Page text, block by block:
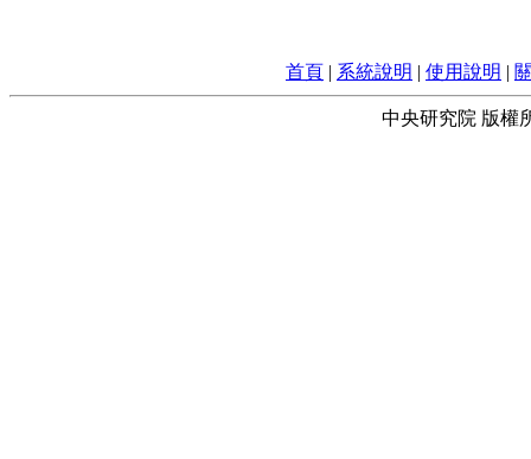
首頁 | 系統說明 | 使用說明 |
中央研究院 版權